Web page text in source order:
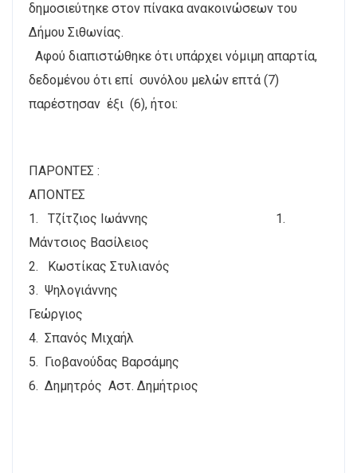
δημοσιεύτηκε στον πίνακα ανακοινώσεων του
Δήμου Σιθωνίας.
Αφού διαπιστώθηκε ότι υπάρχει νόμιμη απαρτία,
δεδομένου ότι επί συνόλου μελών επτά (7)
παρέστησαν έξι (6), ήτοι:
ΠΑΡΟΝΤΕΣ :
AΠΟΝTEΣ
1. Τζίτζιος Ιωάννης 1.
Μάντσιος Βασίλειος
2. Κωστίκας Στυλιανός
3. Ψηλογιάννης
Γεώργιος
4. Σπανός Μιχαήλ
5. Γιοβανούδας Βαρσάμης
6. Δημητρός Αστ. Δημήτριος